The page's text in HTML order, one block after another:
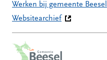
Werken bij gemeente Beesel
Websitearchief